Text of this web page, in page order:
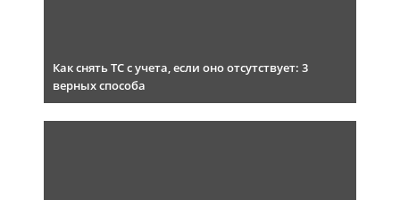
Как снять ТС с учета, если оно отсутствует: 3
верных способа